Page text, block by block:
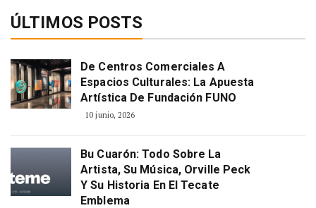
ÚLTIMOS POSTS
De Centros Comerciales A
Espacios Culturales: La Apuesta
Artística De Fundación FUNO
10 junio, 2026
Bu Cuarón: Todo Sobre La
Artista, Su Música, Orville Peck
Y Su Historia En El Tecate
Emblema